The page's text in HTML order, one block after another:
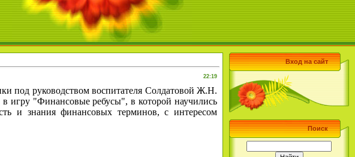
22:19
под руководством воспитателя Солдатовой Ж.Н.
игру "Финансовые ребусы", в которой научились
и знания финансовых терминов, с интересом
Вход на сайт
Поиск